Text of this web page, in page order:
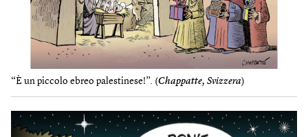
“È un piccolo ebreo palestinese!”. (Chappatte, Svizzera)